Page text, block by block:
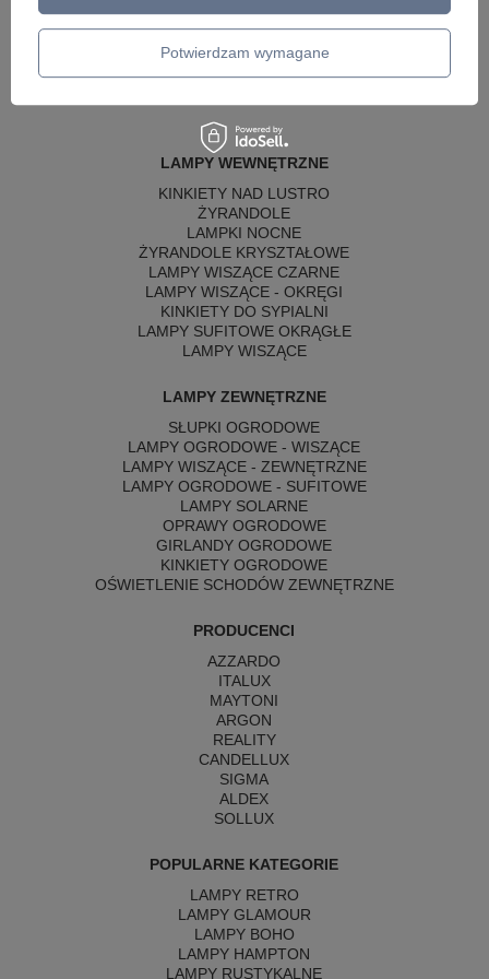
LAMPY WEWNĘTRZNE
KINKIETY NAD LUSTRO
ŻYRANDOLE
LAMPKI NOCNE
ŻYRANDOLE KRYSZTAŁOWE
LAMPY WISZĄCE CZARNE
LAMPY WISZĄCE - OKRĘGI
KINKIETY DO SYPIALNI
LAMPY SUFITOWE OKRĄGŁE
LAMPY WISZĄCE
LAMPY ZEWNĘTRZNE
SŁUPKI OGRODOWE
LAMPY OGRODOWE - WISZĄCE
LAMPY WISZĄCE - ZEWNĘTRZNE
LAMPY OGRODOWE - SUFITOWE
LAMPY SOLARNE
OPRAWY OGRODOWE
GIRLANDY OGRODOWE
KINKIETY OGRODOWE
OŚWIETLENIE SCHODÓW ZEWNĘTRZNE
PRODUCENCI
AZZARDO
ITALUX
MAYTONI
ARGON
REALITY
CANDELLUX
SIGMA
ALDEX
SOLLUX
POPULARNE KATEGORIE
LAMPY RETRO
LAMPY GLAMOUR
LAMPY BOHO
LAMPY HAMPTON
LAMPY RUSTYKALNE
Potwierdzam wymagane